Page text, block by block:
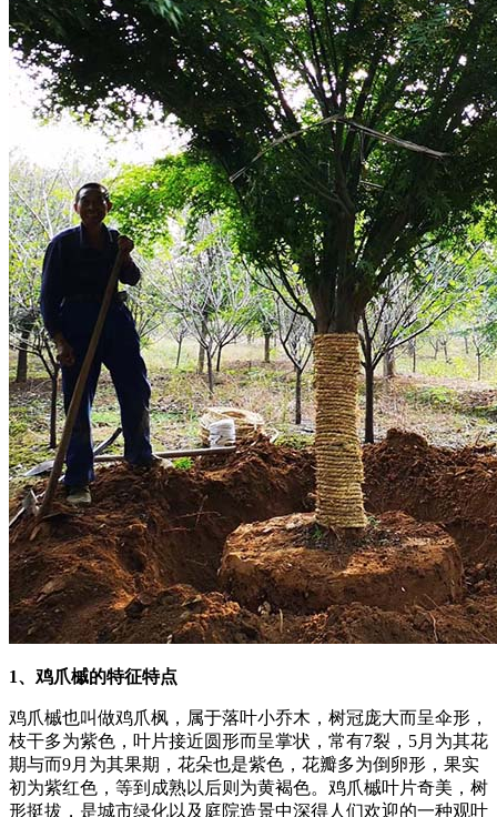
1、鸡爪槭的特征特点
鸡爪槭也叫做鸡爪枫，属于落叶小乔木，树冠庞大而呈伞形，
枝干多为紫色，叶片接近圆形而呈掌状，常有7裂，5月为其花
期与而9月为其果期，花朵也是紫色，花瓣多为倒卵形，果实
初为紫红色，等到成熟以后则为黄褐色。鸡爪槭叶片奇美，树
形挺拔，是城市绿化以及庭院造景中深得人们欢迎的一种观叶